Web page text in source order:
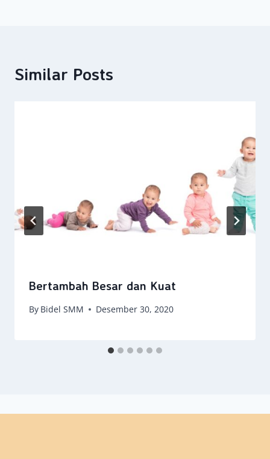
Similar Posts
Bertambah Besar dan Kuat
By Bidel SMM Desember 30, 2020